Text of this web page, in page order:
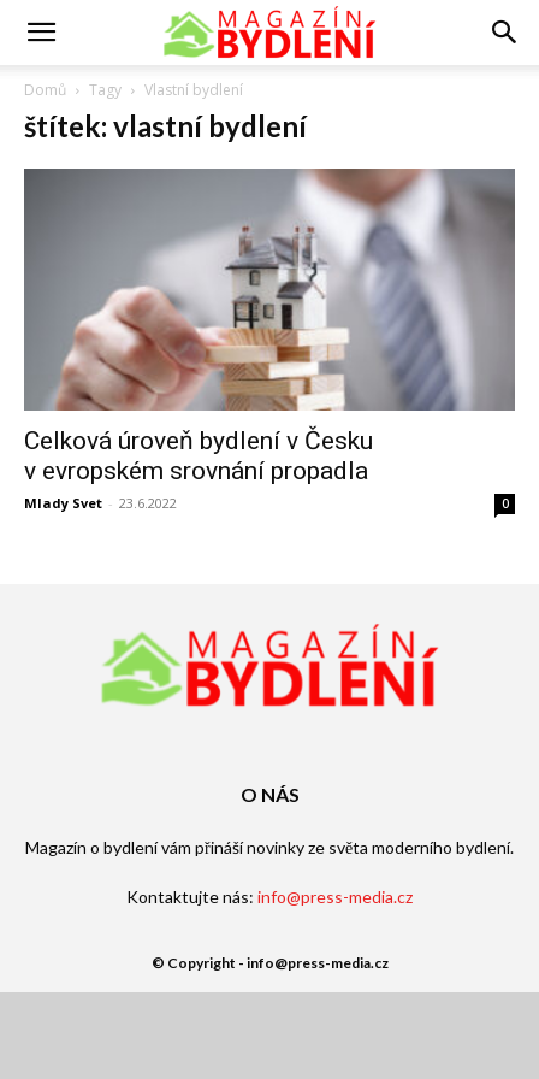
Domů Tagy Vlastní bydlení
štítek: vlastní bydlení
Celková úroveň bydlení v Česku
v evropském srovnání propadla
Mlady Svet - 23.6.2022 0
O NÁS
Magazín o bydlení vám přináší novinky ze světa moderního bydlení.
Kontaktujte nás: info@press-media.cz
© Copyright - info@press-media.cz